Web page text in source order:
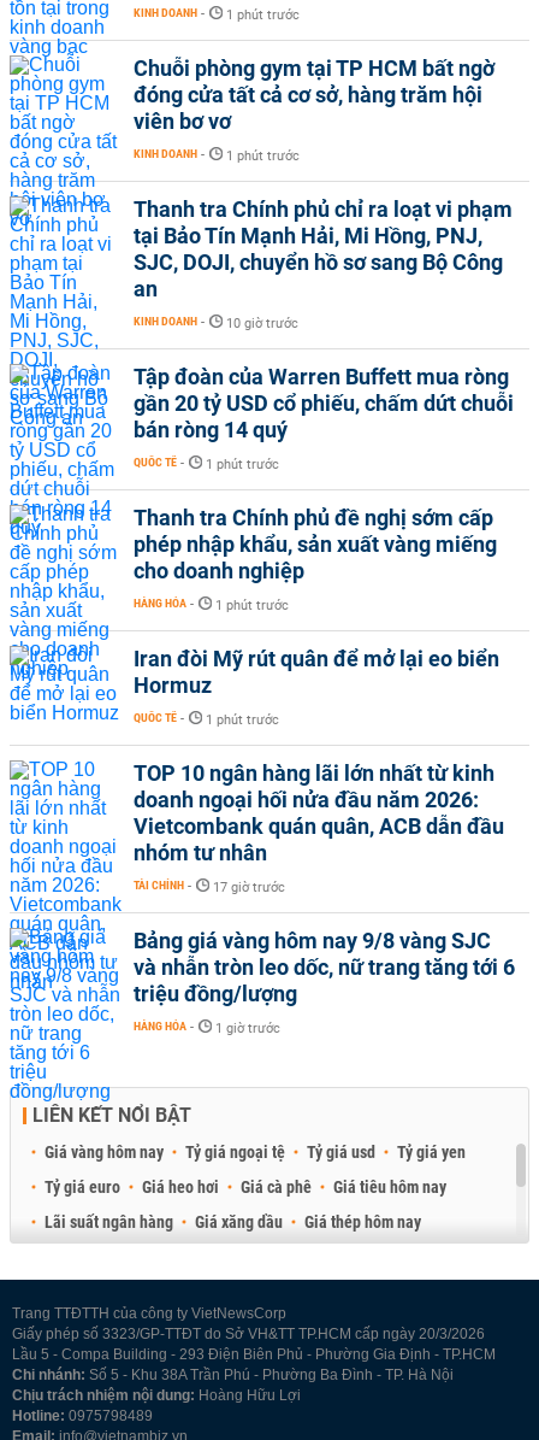
KINH DOANH - 1 phút trước
Chuỗi phòng gym tại TP HCM bất ngờ
đóng cửa tất cả cơ sở, hàng trăm hội
viên bơ vơ
KINH DOANH - 1 phút trước
Thanh tra Chính phủ chỉ ra loạt vi phạm
tại Bảo Tín Mạnh Hải, Mi Hồng, PNJ,
SJC, DOJI, chuyển hồ sơ sang Bộ Công
an
KINH DOANH - 10 giờ trước
Tập đoàn của Warren Buffett mua ròng
gần 20 tỷ USD cổ phiếu, chấm dứt chuỗi
bán ròng 14 quý
QUỐC TẾ - 1 phút trước
Thanh tra Chính phủ đề nghị sớm cấp
phép nhập khẩu, sản xuất vàng miếng
cho doanh nghiệp
HÀNG HÓA - 1 phút trước
Iran đòi Mỹ rút quân để mở lại eo biển
Hormuz
QUỐC TẾ - 1 phút trước
TOP 10 ngân hàng lãi lớn nhất từ kinh
doanh ngoại hối nửa đầu năm 2026:
Vietcombank quán quân, ACB dẫn đầu
nhóm tư nhân
TÀI CHÍNH - 17 giờ trước
Bảng giá vàng hôm nay 9/8 vàng SJC
và nhẫn tròn leo dốc, nữ trang tăng tới 6
triệu đồng/lượng
HÀNG HÓA - 1 giờ trước
LIÊN KẾT NỔI BẬT
Giá vàng hôm nay Tỷ giá ngoại tệ Tỷ giá usd
Tỷ giá yen
Tỷ giá euro
Giá heo hơi Giá cà phê
Giá tiêu hôm nay
Lãi suất ngân hàng
Giá xăng dầu
Giá thép hôm nay
Trang TTĐTTH của công ty VietNewsCorp
Giấy phép số 3323/GP-TTĐT do Sở VH&TT TP.HCM cấp ngày 20/3/2026
Lầu 5 - Compa Building - 293 Điện Biên Phủ - Phường Gia Định - TP.HCM
Chi nhánh: Số 5 - Khu 38A Trần Phú - Phường Ba Đình - TP. Hà Nội
Chịu trách nhiệm nội dung: Hoàng Hữu Lợi
Hotline: 0975798489
Email: info@vietnambiz.vn